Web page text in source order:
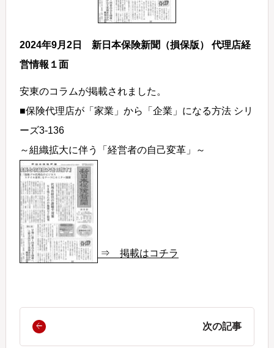
2024年9月2日 新日本保険新聞（損保版） 代理店経
営情報１面
安東のコラムが掲載されました。
■保険代理店が「家業」から「企業」になる方法 シリ
ーズ3-136
～組織拡大に伴う「経営者の自己変革」～
⇒ 掲載はコチラ
次の記事